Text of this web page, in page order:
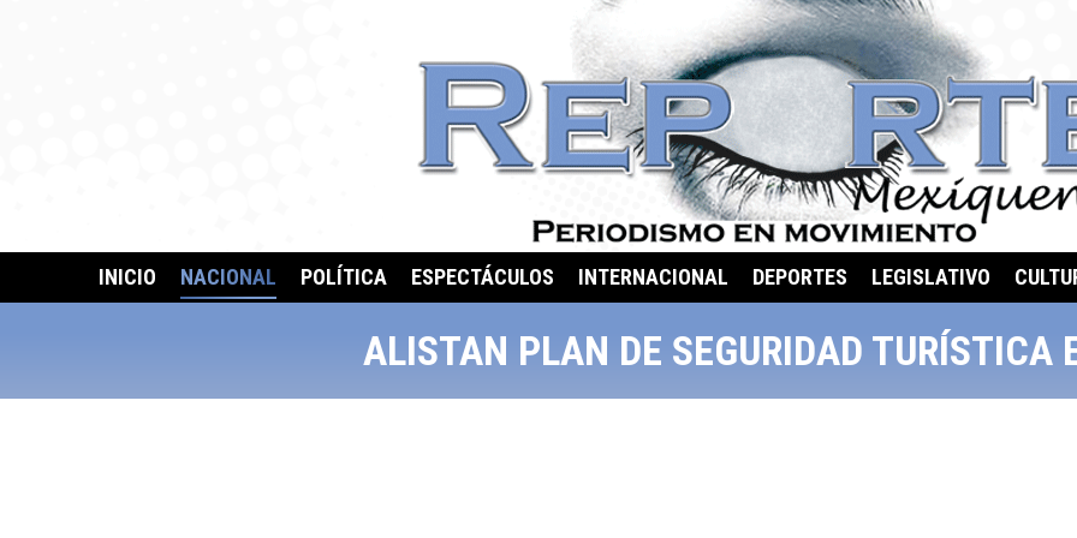
INICIO NACIONAL POLÍTICA ESPECTÁCULOS INTERNACIONAL DEPORTES LEGISLATIVO
ALISTAN PLAN DE SEGURIDAD TURÍSTICA